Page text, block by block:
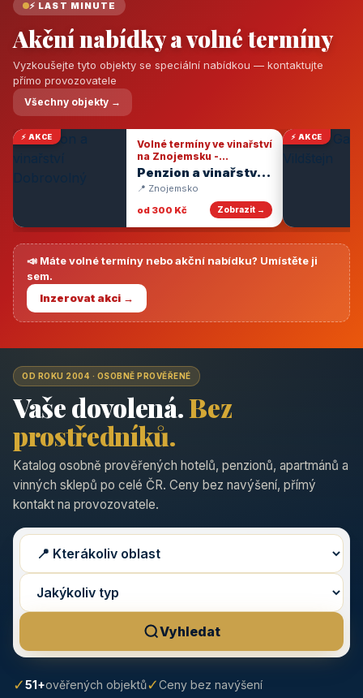
⚡ LAST MINUTE
Akční nabídky a volné termíny
Vyzkoušejte tyto objekty se speciální nabídkou — kontaktujte
přímo provozovatele
Všechny objekty →
⚡ AKCE
Volné termíny ve vinařství
na Znojemsku -
degustace vín
Penzion a vinařství
Dobrovolný
📍 Znojemsko
od 300 Kč
Zobrazit →
⚡ AKCE
📣 Máte volné termíny nebo akční nabídku? Umístěte ji
sem.
Inzerovat akci →
OD ROKU 2004 · OSOBNĚ PROVĚŘENÉ
Vaše dovolená.Bez
prostředníků.
Katalog osobně prověřených hotelů, penzionů, apartmánů a
vinných sklepů po celé ČR. Ceny bez navýšení, přímý
kontakt na provozovatele.
Vyhledat
✓51+ověřených objektů✓Ceny bez navýšení